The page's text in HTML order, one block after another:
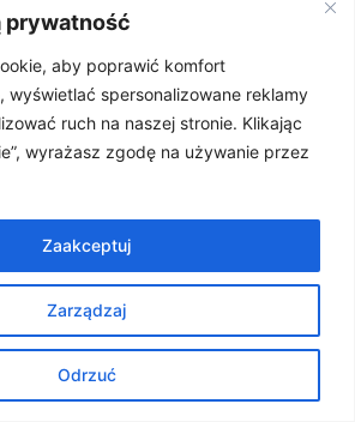
prywatność
aby poprawić komfort
wyświetlać spersonalizowane reklamy
ruch na naszej stronie. Klikając
wyrażasz zgodę na używanie przez
Zarządzaj
Odrzuć
Zaakceptuj
Znosne Newsy | Obsługiwane przez
Astra WordPress